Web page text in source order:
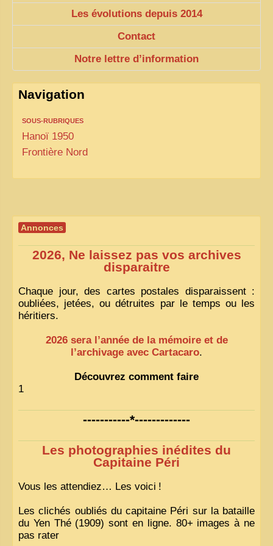
ALBUMS FAMILLELes évolutions depuis 2014
Contact
Notre lettre d’information
Navigation
SOUS-RUBRIQUES
Hanoï 1950
Frontière Nord
Annonces
2026, Ne laissez pas vos archives
disparaitre
Chaque jour, des cartes postales disparaissent :
oubliées, jetées, ou détruites par le temps ou les
héritiers.
2026 sera l’année de la mémoire et de
l’archivage avec Cartacaro.
Découvrez comment faire
1
-----------*-------------
Les photographies inédites du
Capitaine Péri
Vous les attendiez… Les voici !
Les clichés oubliés du capitaine Péri sur la bataille
du Yen Thé (1909) sont en ligne. 80+ images à ne
pas rater